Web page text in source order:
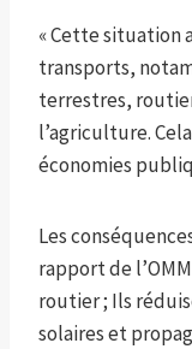
« Cette situation
transports,
terrestres,
l’agriculture.
économies
Les
rapport de
routier ; Ils
solaires et